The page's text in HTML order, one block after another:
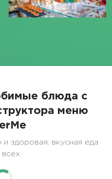
блюда с
меню
здоровая, вкусная еда
всех